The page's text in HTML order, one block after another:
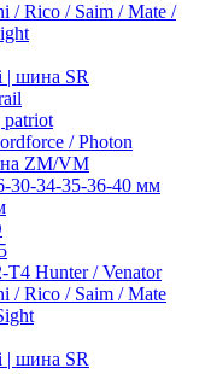
/ Rico / Saim / Mate /
| шина SR
/ Photon
ZM/VM
30-34-35-36-40 мм
T4 Hunter / Venator
/ Rico / Saim / Mate
| шина SR